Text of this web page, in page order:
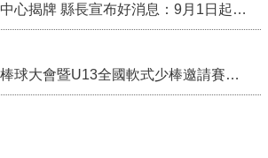
苗栗親子館暨托嬰中心揭牌 縣長宣布好消息：9月1日起調降臨時托嬰費用
第二屆台灣火星人棒球大會暨U13全國軟式少棒邀請賽在苗栗舉辦